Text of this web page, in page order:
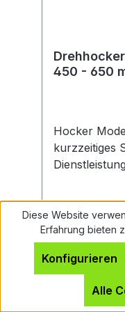
450 - 650
Hocker
kurzzeitiges
Dienstleistung • Sitzfläche: extra
540 mm,
praktische
Schutz des Polsters •
desinfizieren • Optionale Flexstütze,
Regulärer
384,66 €
Preise inkl.
Diese Website
Erfahrung bieten
Konfigurieren
Alle